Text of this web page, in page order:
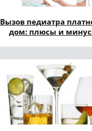
Вызов педиатра
дом: плюсы и